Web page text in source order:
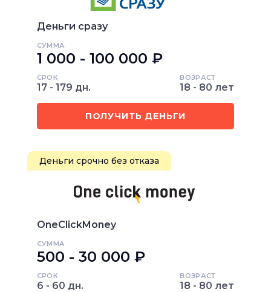
Деньги сразу
СУММА
1 000 - 100 000 ₽
СРОК
17 - 179 дн.
ВОЗРАСТ
18 - 80 лет
ПОЛУЧИТЬ ДЕНЬГИ
Деньги срочно без отказа
OneClickMoney
СУММА
500 - 30 000 ₽
СРОК
6 - 60 дн.
ВОЗРАСТ
18 - 80 лет